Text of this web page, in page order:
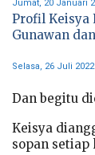
Jumat, 20 Januari
Profil Keisya
Gunawan
Selasa, 26 Juli 2022
Dan begitu
Keisya
sopan